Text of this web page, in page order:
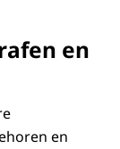
en
en